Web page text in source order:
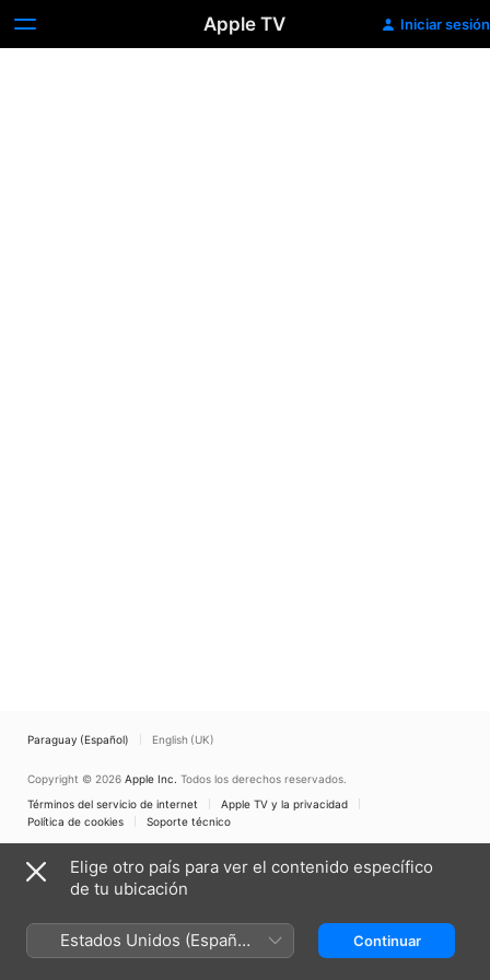
Apple TV Iniciar sesión
Paraguay (Español) English (UK)
Copyright © 2026 Apple Inc. Todos los derechos reservados.
Términos del servicio de internet
Apple TV y la privacidad
Política de cookies
Soporte técnico
Elige otro país para ver el contenido específico
de tu ubicación
Estados Unidos (Español
México)
Continuar